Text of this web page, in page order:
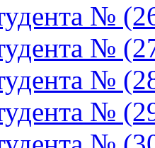
№
№
№
№